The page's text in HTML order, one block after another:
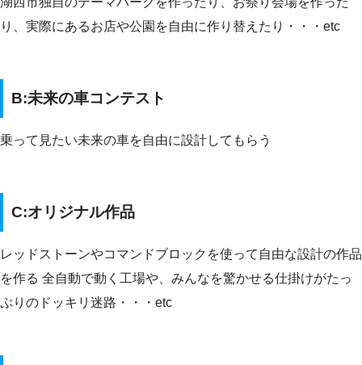
り、実際にあるお店や公園を自由に作り替えたり・・・etc
B:未来の車コンテスト
乗って見たい未来の車を自由に設計してもらう
C:オリジナル作品
レッドストーンやコマンドブロックを使って自由な設計の作品
を作る 全自動で動く工場や、みんなを驚かせる仕掛けがたっ
ぷりのドッキリ迷路・・・etc